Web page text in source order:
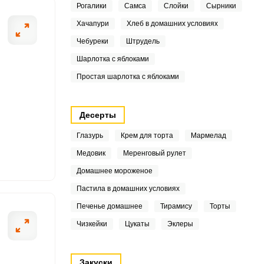
Рогалики Самса Слойки Сырники
Хачапури Хлеб в домашних условиях
Чебуреки Штрудель
Шарлотка с яблоками
Простая шарлотка с яблоками
Десерты
Глазурь Крем для торта Мармелад
Медовик Меренговый рулет
Домашнее мороженое
Пастила в домашних условиях
Печенье домашнее Тирамису Торты
Чизкейки Цукаты Эклеры
ШАГ2 ИЗ 7